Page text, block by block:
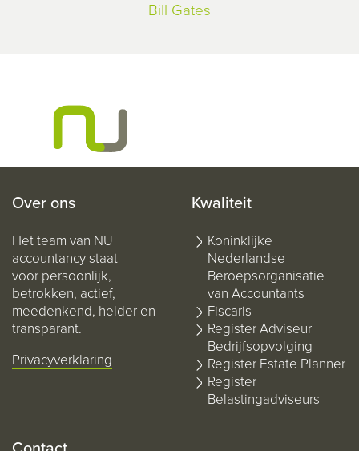
Bill Gates
Over ons
Het team van NU
accountancy staat
voor persoonlijk,
betrokken, actief,
meedenkend, helder en
transparant.
Privacyverklaring
Kwaliteit
Koninklijke
Nederlandse
Beroepsorganisatie
van Accountants
Fiscaris
Register Adviseur
Bedrijfsopvolging
Register Estate Planner
Register
Belastingadviseurs